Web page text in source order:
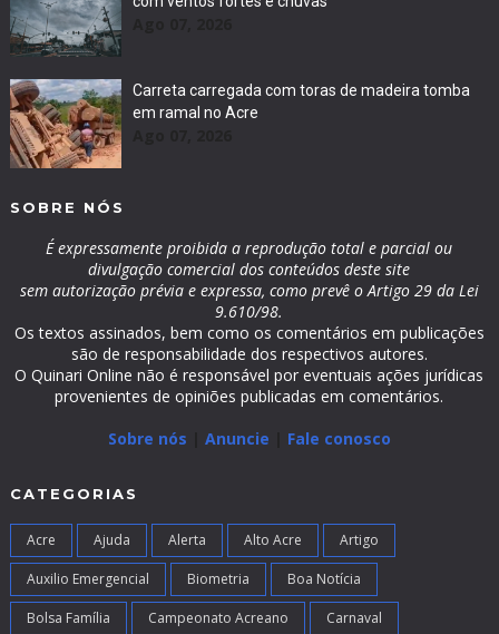
Carreta carregada com toras de madeira tomba
em ramal no Acre
SOBRE NÓS
É expressamente proibida a reprodução total e parcial ou
divulgação comercial dos conteúdos deste site
sem autorização prévia e expressa, como prevê o Artigo 29 da Lei
9.610/98.
Os textos assinados, bem como os comentários em publicações
são de responsabilidade dos respectivos autores.
O Quinari Online não é responsável por eventuais ações jurídicas
provenientes de opiniões publicadas em comentários.
Sobre nós
Anuncie Fale conosco
CATEGORIAS
Acre Ajuda Alerta Alto Acre Artigo
Auxilio Emergencial Biometria Boa Notícia
Bolsa Família Campeonato Acreano Carnaval